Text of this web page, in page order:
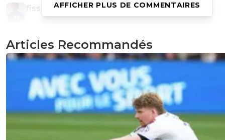
fissa 08 août 2022 à 21:01 2
0 + Répondre
dirtyshady41 08 août 2022 à 21:00 1896
J'ai jamais classé ces buts dans la catégorie "but
Pour moi il est bien plus facile de marquer dans un but
avec un gardien bien trop avancé que de construire un
collectivement ou de frapper de loin avec gardien dans
buts.je classe ce genre de but en "hors catégorie".
AFFICHER PLUS DE COMMENTAIRES
Articles Recommandés